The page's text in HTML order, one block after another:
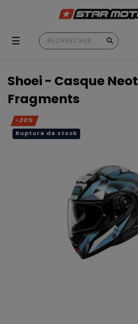
Basculer
☰
Shoei - Casque
Fragments
-20%
Rupture de stock